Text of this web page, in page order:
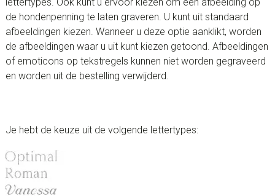
de hondenpenning te laten graveren. U kunt uit standaard
afbeeldingen kiezen. Wanneer u deze optie aanklikt, worden
de afbeeldingen waar u uit kunt kiezen getoond. Afbeeldingen
of emoticons op tekstregels kunnen niet worden gegraveerd
en worden uit de bestelling verwijderd.
Je hebt de keuze uit de volgende lettertypes: